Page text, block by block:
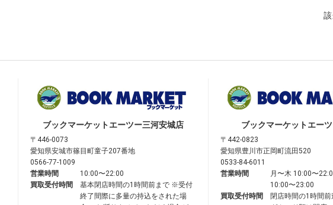
ブックマーケットエーツー三河安城店
〒446-0073
愛知県安城市篠目町童子207番地
0566-77-1009
営業時間
10:00〜22:00
買取受付時間
基本閉店時間の1時間前まで ※受付
終了間際に多量の持込をされた場
ブックマーケットエー
〒442-0823
愛知県豊川市正岡町流田520
0533-84-6011
営業時間
月〜木 10:00〜
10:00〜23:00
買取受付時間
閉店時間の1時間